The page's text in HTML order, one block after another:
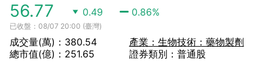
56.77 0.49 0.86%
已收盤：08/07 20:00 (臺灣)
成交量(萬)：380.54
總市值(億)：251.65
產業：生物技術：藥物製劑
證券類別：普通股